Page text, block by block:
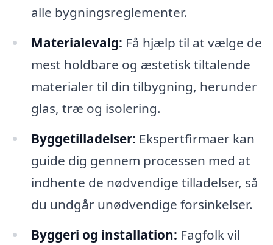
alle bygningsreglementer.
Materialevalg: Få hjælp til at vælge de
mest holdbare og æstetisk tiltalende
materialer til din tilbygning, herunder
glas, træ og isolering.
Byggetilladelser: Ekspertfirmaer kan
guide dig gennem processen med at
indhente de nødvendige tilladelser, så
du undgår unødvendige forsinkelser.
Byggeri og installation: Fagfolk vil